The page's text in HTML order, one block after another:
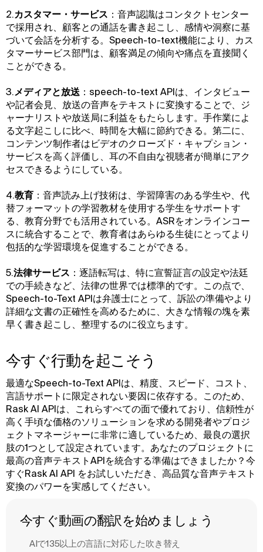
2.カスタマー・サービス ：音声認識はコンタクトセンター
で採用され、顧客との通話を書き起こし、感情や洞察に基
づいて会話を分析する。Speech-to-text機能により、カス
タマーサービス部門は、顧客満足の傾向や痛点を直接聞く
ことができる。
3. メディアと放送 ：speech-to-text APIは、インタビュー
や記者会見、放送の音声をテキストに変換することで、ジ
ャーナリストや放送局に利益をもたらします。手作業によ
る文字起こしに比べ、時間を大幅に節約できる。第二に、
コンテンツ制作者はビデオのクローズド・キャプション・
サービスを高く評価し、耳の不自由な視聴者が簡単にアク
セスできるようにしている。
4.教育 ：音声読み上げ技術は、学習障害のある学生や、代
替フォーマットの学習教材を使用する学生をサポートす
る、教育分野でも活用されている。ASRをオンラインコー
スに統合することで、教育者はあらゆる生徒にとってより
包括的な学習環境を促進することができる。
5.法律サービス ：逐語転写は、特に宣誓証言の設定や法廷
での手続きなど、法律の世界では標準的です。この点で、
Speech-to-Text APIは弁護士にとって、訴訟の準備やより
詳細な文書の正確性を高めるために、大きな情報の塊を素
早く書き起こし、整理するのに役立ちます。
今すぐ行動を起こそう
最適なSpeech-to-Text APIは、精度、スピード、コスト、
言語サポートに限定されない要因に依存する。このため、
Rask AI APIは、これらすべての面で優れており、信頼性が
高く手頃な価格のソリューションを求める開発者やプロジ
ェクトマネージャーに非常に適しているため、最良の選択
肢の1つとして設定されています。あなたのプロジェクトに
最高の音声テキストAPIを統合する準備はできましたか？今
すぐRask AI API をお試しいただき、高品質な音声テキスト
変換のパワーを実感してください。
今すぐ動画の翻訳を始めましょう
AIで135以上の言語に対応した吹き替え